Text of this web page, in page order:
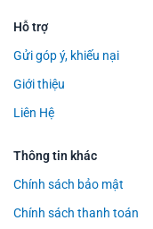
Hỗ trợ
Gửi góp ý, khiếu nại
Giới thiệu
Liên Hệ
Thông tin khác
Chính sách bảo mật
Chính sách thanh toán